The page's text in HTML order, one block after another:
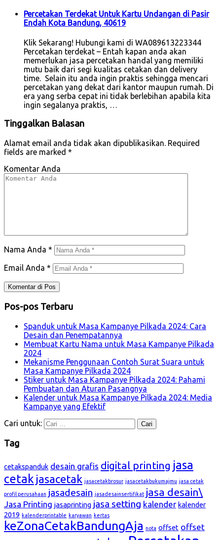
Percetakan Terdekat Untuk Kartu Undangan di Pasir
Endah Kota Bandung, 40619
Klik Sekarang! Hubungi kami di WA089613223344
Percetakan terdekat – Entah kapan anda akan
memerlukan jasa percetakan handal yang memiliki
mutu baik dari segi kualitas cetakan dan delivery
time. Selain itu anda ingin praktis sehingga mencari
percetakan yang dekat dari kantor maupun rumah. Di
era yang serba cepat ini tidak berlebihan apabila kita
ingin segalanya praktis, …
Tinggalkan Balasan
Alamat email anda tidak akan dipublikasikan. Required
fields are marked *
Komentar Anda
Nama Anda *
Email Anda *
Pos-pos Terbaru
Spanduk untuk Masa Kampanye Pilkada 2024: Cara
Desain dan Penempatannya
Membuat Kartu Nama untuk Masa Kampanye Pilkada
2024
Mekanisme Penggunaan Contoh Surat Suara untuk
Masa Kampanye Pilkada 2024
Stiker untuk Masa Kampanye Pilkada 2024: Pahami
Pembuatan dan Aturan Pasangnya
Kalender untuk Masa Kampanye Pilkada 2024: Media
Kampanye yang Efektif
Cari untuk:
Tag
cetakspanduk desain grafis digital printing jasa
cetak jasacetak jasacetakbrosur jasacetakbukumajmu jasa cetak
profil perusahaan jasadesain jasadesainsertifikat jasa desain\
Jasa Printing jasaprinting jasa setting kalender kalender
2019 kalenderprintable karyawan kertas
keZonaCetakBandungAja nota offset offset